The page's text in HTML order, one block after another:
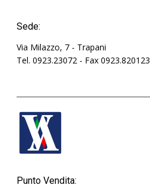
Sede:
Via Milazzo, 7 - Trapani
Tel. 0923.23072 - Fax 0923.820123
Punto Vendita: